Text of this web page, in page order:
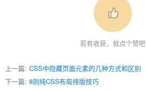
若有收获，就点个赞吧
上一篇: CSS中隐藏页面元素的几种方式和区别
下一篇: 8则纯CSS布局排版技巧
券卡券、滚动条、多行溢出...）